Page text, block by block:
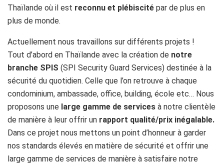
Thaïlande où il est reconnu et plébiscité par de plus en
plus de monde.
Actuellement nous travaillons sur différents projets !
Tout d’abord en Thaïlande avec la création de notre
branche SPIS (SPI Security Guard Services) destinée à la
sécurité du quotidien. Celle que l’on retrouve à chaque
condominium, ambassade, office, building, école etc… Nous
proposons une large gamme de services à notre clientèle
de manière à leur offrir un rapport qualité/prix inégalable.
Dans ce projet nous mettons un point d’honneur à garder
nos standards élevés en matière de sécurité et offrir une
large gamme de services de manière à satisfaire notre